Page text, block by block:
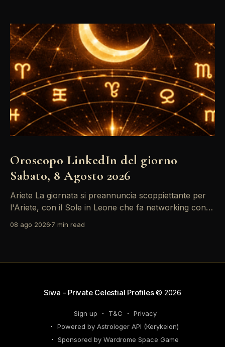
Oroscopo LinkedIn del giorno
Sabato, 8 Agosto 2026
Ariete La giornata si preannuncia scoppiettante per
l'Ariete, con il Sole in Leone che fa networking con la
d'oro per postare un aggiornamento che incapsuli la
08 ago 2026 7 min read
Siwa - Private Celestial Profiles© 2026
Sign up T&C
Privacy
Powered by Astrologer API (Kerykeion)
Sponsored by Wardrome Space Game